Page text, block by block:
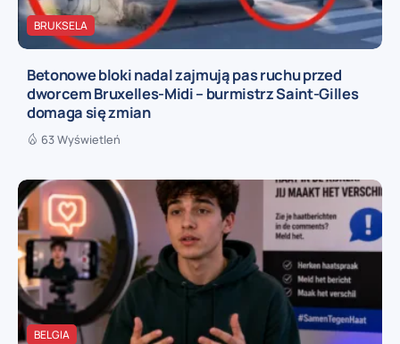
BRUKSELA
Betonowe bloki nadal zajmują pas ruchu przed
dworcem Bruxelles-Midi – burmistrz Saint-Gilles
domaga się zmian
63 Wyświetleń
BELGIA